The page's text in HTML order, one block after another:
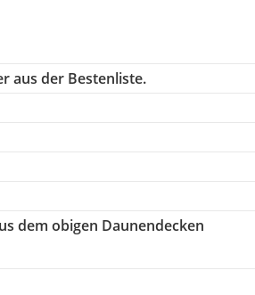
aus der Bestenliste.
dem obigen Daunendecken